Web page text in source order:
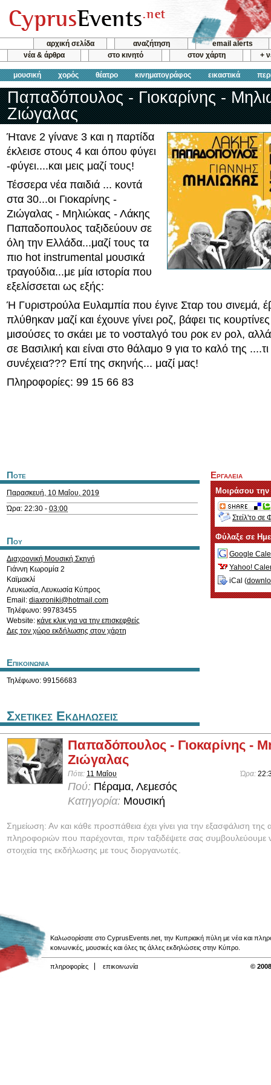
αρχική σελίδα αναζήτηση
email alerts
νέα & άρθρα
στο κινητό στον χάρτη +
μουσική χορός θέατρο κινηματογράφος εικαστικά
Παπαδόπουλος - Γιοκαρίνης -
Ζιώγαλας
Ήτανε 2 γίνανε 3 και η παρτίδα
έκλεισε στους 4 και όπου φύγει
-φύγει....και μεις μαζί τους!
Τέσσερα νέα παιδιά ... κοντά
στα 30...οι Γιοκαρίνης -
Ζιώγαλας - Μηλιώκας - Λάκης
Παπαδοπουλος ταξιδεύουν σε
όλη την Ελλάδα...μαζί τους τα
πιο hot instrumental μουσικά
τραγούδια...με μία ιστορία που
εξελίσσεται ως εξής:
Ή Γυριστρούλα Ευλαμπία που έγινε Σταρ του σινεμά,
πλύθηκαν μαζί και έχουνε γίνει ροζ, βάφει τις
μισούσες το σκάει με το νοσταλγό του ροκ εν ρολ,
σε Βασιλική και είναι στο θάλαμο 9 για το καλό της ....τι
συνέχεια??? Επί της σκηνής... μαζί μας!
Πληροφορίες: 99 15 66 83
Ποτε
Παρασκευή, 10 Μαΐου, 2019
Ώρα: 22:30 - 03:00
Που
Διαχρονική Μουσική Σκηνή
Γιάννη Κωρομία 2
Καϊμακλί
Λευκωσία,Λευκωσία Κύπρος
Email: diaxroniki@hotmail.com
Τηλέφωνο: 99783455
Website: κάνε κλικ για να την επισκεφθείς
Δες τον χώρο εκδήλωσης στον χάρτη
Επικοινωνια
Τηλέφωνο: 99156683
Εργαλεια
Μοιράσου
Στείλ'το σε
Φύλαξε σε
Google
Yahoo!
iCal (
Σχετικες Εκδηλωσεις
Παπαδόπουλος - Γιοκαρίνης -
Ζιώγαλας
Πότε: 11 Μαΐου Ώρα:
Πού: Πέραμα, Λεμεσός
Κατηγορία: Μουσική
Σημείωση: Αν και κάθε προσπάθεια έχει γίνει για την εξασφάλιση της
πληροφοριών που παρέχονται, πριν ταξιδέψετε σας συμβουλεύουμε
στοιχεία της εκδήλωσης με τους διοργανωτές.
Καλωσορίσατε στο CyprusEvents.net, την Κυπριακή πύλη με νέα και
κοινωνικές, μουσικές και όλες τις άλλες εκδηλώσεις στην Κύπρο.
πληροφορίες επικοινωνία ©